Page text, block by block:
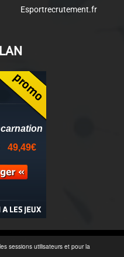
sessions utilisateurs et pour la
Esportrecrutement.fr
Wordpress